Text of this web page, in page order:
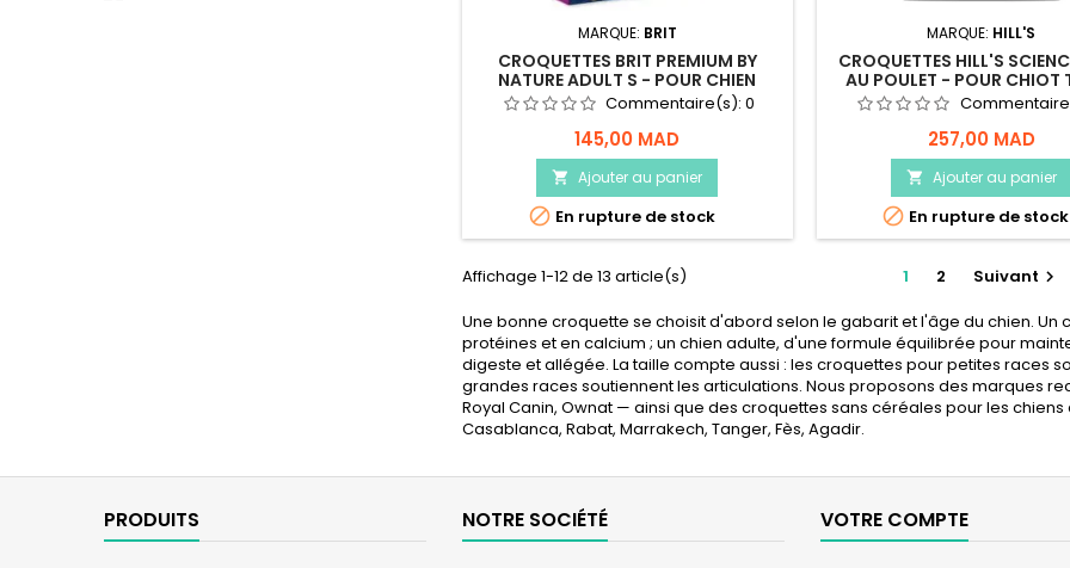
MARQUE: BRIT
CROQUETTES BRIT PREMIUM BY
NATURE ADULT S - POUR CHIEN
ADULTE DE PETITE TAILLE – 3KG
Commentaire(s):0
145,00 MAD
 Ajouter au panier
 En rupture de stock
MARQUE: HILL'S
CROQUETTES HILL'S
AU POULET - POUR CHIOT
MOYENNE - 2,5KG
257,00 MAD
 Ajouter au panier
 En rupture de stock
Affichage 1-12 de 13 article(s) 1 2 Suivant 
Une bonne croquette se choisit d'abord selon le gabarit et l'âge du chien.
protéines et en calcium ; un chien adulte, d'une formule équilibrée pour
digeste et allégée. La taille compte aussi : les croquettes pour petites races
grandes races soutiennent les articulations. Nous proposons des marques
Royal Canin, Ownat — ainsi que des croquettes sans céréales pour les
Casablanca, Rabat, Marrakech, Tanger, Fès, Agadir.
PRODUITS NOTRE SOCIÉTÉ VOTRE COMPTE